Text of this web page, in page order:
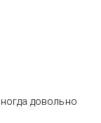
довольно